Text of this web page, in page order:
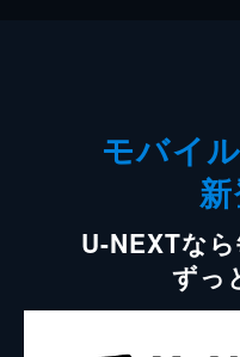
モバイ
新
U-NEXTな
ずっ